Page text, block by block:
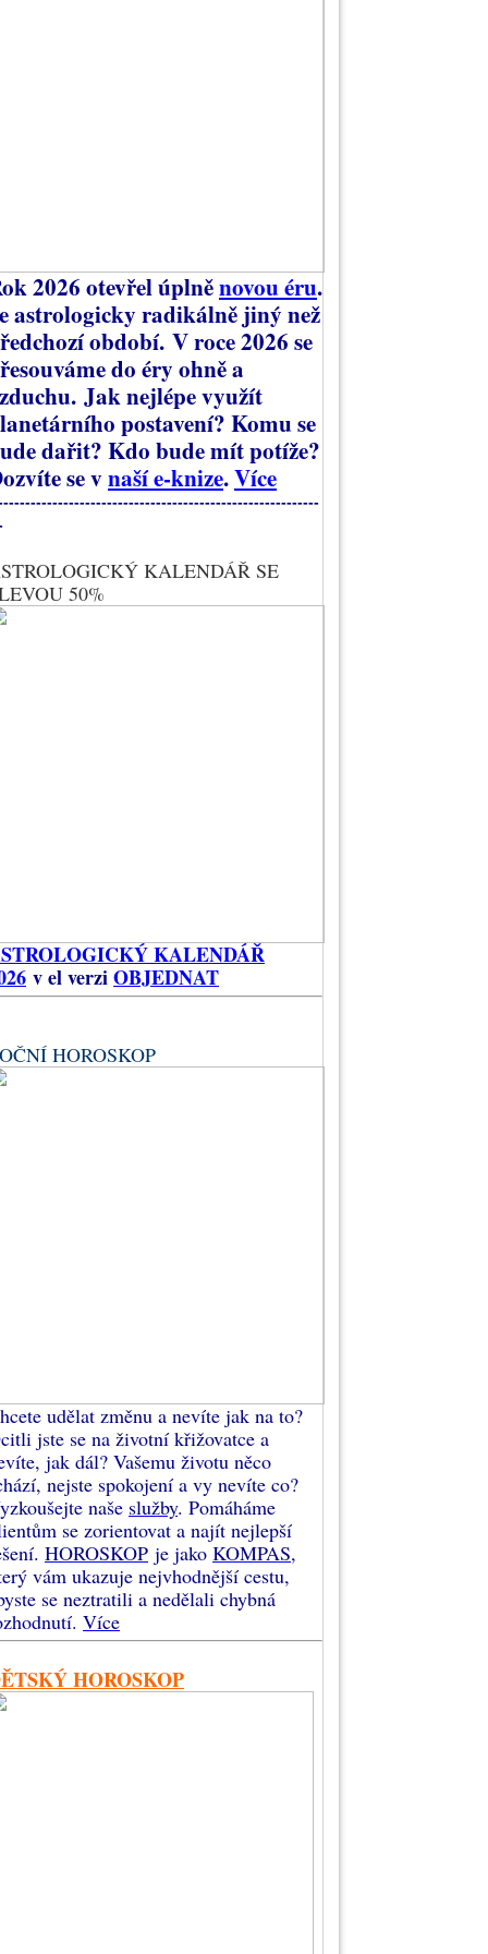
2026 otevřel úplněnovou éru.
astrologicky radikálně jiný než
období. V roce 2026 se
do éry ohně a
Jak nejlépe využít
postavení? Komu se
dařit? Kdo bude mít potíže?
se vnaší e-knize.Více
KALENDÁŘ SE
50%
KALENDÁŘ
v el verziOBJEDNAT
HOROSKOP
udělat změnu a nevíte jak na to?
jste se na životní křižovatce a
jak dál? Vašemu životu něco
nejste spokojení a vy nevíte co?
naše služby. Pomáháme
se zorientovat a najít nejlepší
HOROSKOP je jako KOMPAS,
vám ukazuje nejvhodnější cestu,
se neztratili a nedělali chybná
Více
HOROSKOP